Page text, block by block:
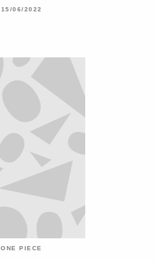
15/06/2022
ONE PIECE